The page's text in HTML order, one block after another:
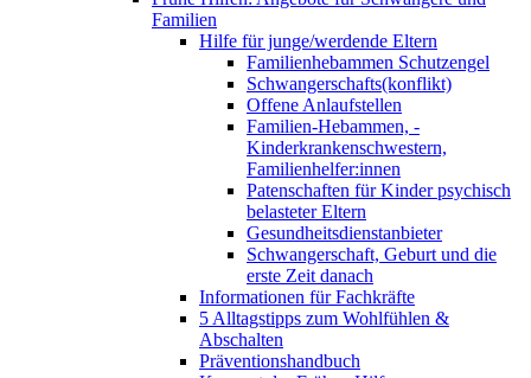
Familien
Hilfe für junge/werdende Eltern
Familienhebammen Schutzengel
Schwangerschafts(konflikt)
Offene Anlaufstellen
Familien-Hebammen, -
Kinderkrankenschwestern,
Familienhelfer:innen
Patenschaften für Kinder psychisch
belasteter Eltern
Gesundheitsdienstanbieter
Schwangerschaft, Geburt und die
erste Zeit danach
Informationen für Fachkräfte
5 Alltagstipps zum Wohlfühlen &
Abschalten
Präventionshandbuch